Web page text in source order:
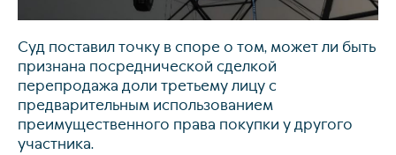
Суд поставил точку в споре о том, может ли быть
признана посреднической сделкой
перепродажа доли третьему лицу с
предварительным использованием
преимущественного права покупки у другого
участника.